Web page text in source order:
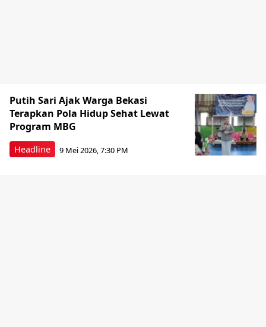
Headline
Putih Sari Ajak Warga Bekasi
Terapkan Pola Hidup Sehat Lewat
Program MBG
9 Mei 2026, 7:30 PM